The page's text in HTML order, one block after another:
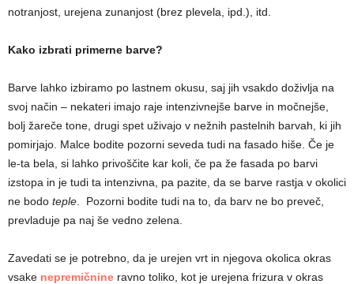
notranjost, urejena zunanjost (brez plevela, ipd.), itd.
Kako izbrati primerne barve?
Barve lahko izbiramo po lastnem okusu, saj jih vsakdo doživlja na
svoj način – nekateri imajo raje intenzivnejše barve in močnejše,
bolj žareče tone, drugi spet uživajo v nežnih pastelnih barvah, ki jih
pomirjajo. Malce bodite pozorni seveda tudi na fasado hiše. Če je
le-ta bela, si lahko privoščite kar koli, če pa že fasada po barvi
izstopa in je tudi ta intenzivna, pa pazite, da se barve rastja v okolici
ne bodo teple . Pozorni bodite tudi na to, da barv ne bo preveč,
prevladuje pa naj še vedno zelena.
Zavedati se je potrebno, da je urejen vrt in njegova okolica okras
vsake nepremičnine ravno toliko, kot je urejena frizura v okras